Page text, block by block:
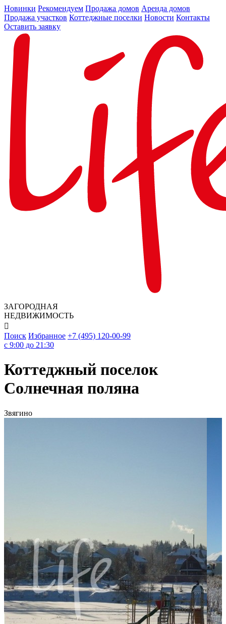
Новинки Рекомендуем Продажа домов Аренда домов
Продажа участков Коттеджные поселки Новости Контакты
Оставить заявку
ЗАГОРОДНАЯ
НЕДВИЖИМОСТЬ

Поиск Избранное +7 (495) 120-00-99
c 9:00 до 21:30
Коттеджный поселок
Солнечная поляна
Звягино